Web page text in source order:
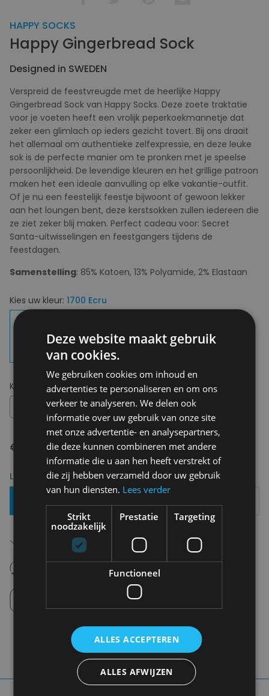
HAPPY SOCKS
Happy Gingerbread Sock
Designed in SWEDEN
Verspreid de feestvreugde met de heerlijke Happy
Gingerbread Sock van Happy Socks. Deze zoete traktatie
voor je voeten heeft een vrolijk peperkoekmannetje dat
zeker een glimlach op ieders gezicht tovert. Bij ons draait
het allemaal om authentieke zelfexpressie, en deze leuke
sok is de perfecte manier om te pronken met je speelse
persoonlijkheid. De levendige kleuren en het grillige patroon
maken het een ideale aanvulling op elke vakantie-outfit.
Of je nu een feestelijk feestje bijwoont of gewoon lekker
aan het loungen bent, deze kerstsokken zullen iedereen die
ze ziet zeker blij maken. Perfect cadeau voor: Secret
Santa-uitwisselingen en feestgangers tijdens de
feestdagen.
Samenstelling: 85% Katoen, 13% Polyamide, 2% Elastaan
Kies uw kleur: 1700 Ecru
Kies uw maat:41 - 46
41 - 46
€ 11,95
Levering 2-3 Werkdagen
Gratis verzending in België
Vanaf €75,00
14 dagen om te retourneren
Nooit meer spijt van krijgen
Afhalen in de winkel tussen 10u-18u.
Deze website maakt gebruik
van cookies.
We gebruiken cookies om inhoud en
advertenties te personaliseren en om ons
verkeer te analyseren. We delen ook
informatie over uw gebruik van onze site
met onze advertentie- en analysepartners,
die deze kunnen combineren met andere
informatie die u aan hen heeft verstrekt of
die zij hebben verzameld door uw gebruik
van hun diensten. Lees verder
Strikt
noodzakelijk
Prestatie Targeting
Functioneel
ALLES ACCEPTEREN
ALLES AFWIJZEN